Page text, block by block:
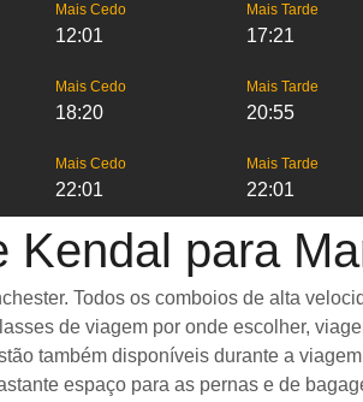
Mais Cedo
12:01
Mais Tarde
17:21
Mais Cedo
18:20
Mais Tarde
20:55
Mais Cedo
22:01
Mais Tarde
22:01
Kendal para
Todos os comboios de alta
de viagem por onde escolher,
também disponíveis durante a
espaço para as pernas e de